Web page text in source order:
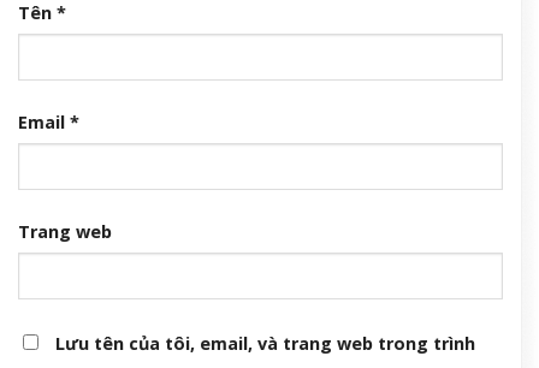
Tên *
Email *
Trang web
Lưu tên của tôi, email, và trang web trong trình